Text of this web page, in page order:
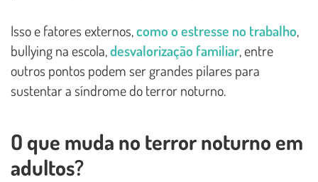
Isso e fatores externos,como o estresse no trabalho,
bullying na escola,desvalorização familiar, entre
outros pontos podem ser grandes pilares para
sustentar a síndrome do terror noturno.
O que muda no terror noturno em
adultos?